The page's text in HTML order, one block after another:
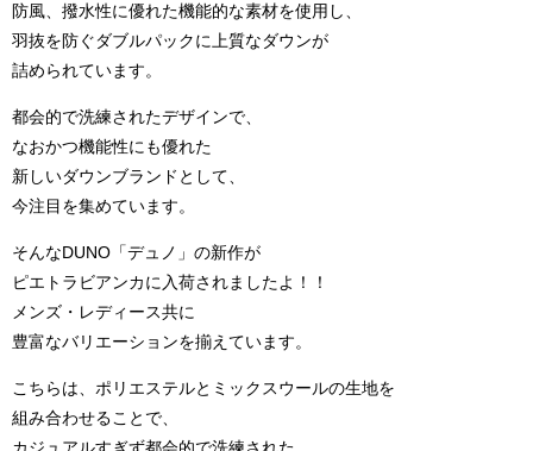
防風、撥水性に優れた機能的な素材を使用し、
羽抜を防ぐダブルパックに上質なダウンが
詰められています。
都会的で洗練されたデザインで、
なおかつ機能性にも優れた
新しいダウンブランドとして、
今注目を集めています。
そんなDUNO「デュノ」の新作が
ピエトラビアンカに入荷されましたよ！！
メンズ・レディース共に
豊富なバリエーションを揃えています。
こちらは、ポリエステルとミックスウールの生地を
組み合わせることで、